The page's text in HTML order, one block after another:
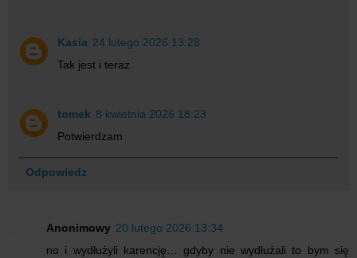
Kasia 24 lutego 2026 13:28
Tak jest i teraz.
tomek 8 kwietnia 2026 18:23
Potwierdzam
Odpowiedz
Anonimowy 20 lutego 2026 13:34
no i wydłużyli karencję… gdyby nie wydłużali to bym się